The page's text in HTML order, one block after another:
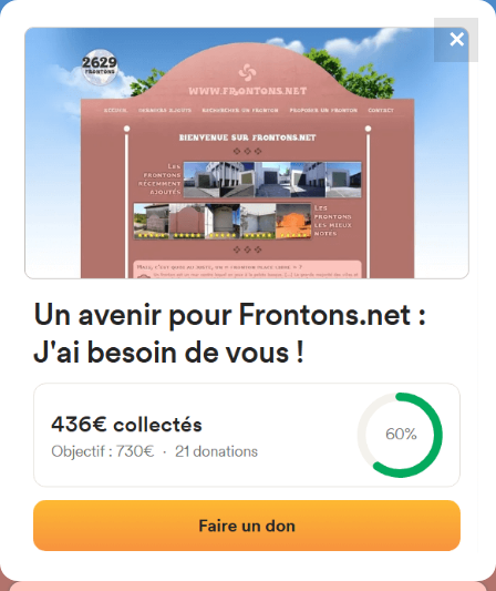
FRONTONS.NET
BUSCAR UN FRONTÓN
AÑADIR UN FRONTÓN
4784
frontones
Gral. Ramírez Liebig, Entre Ríos
Argentina
Frontón de pared izquierda
Localización|Fotos|Comentarios y reseñas
✕